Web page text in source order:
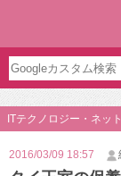
ITテクノロジー・ネット
2016/03/09 18:57